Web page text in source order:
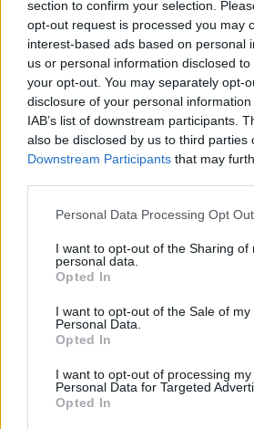
section to confirm your selection.
opt-out request is processed you may
interest-based ads based on personal
us or personal information disclosed
your opt-out. You may separately opt-
disclosure of your personal
IAB’s list of downstream participants.
also be disclosed by us to third parties
Downstream Participants that may
Personal Data Processing Opt
I want to opt-out of the Sharing of
personal data.
Opted In
I want to opt-out of the Sale of my
Personal Data.
Opted In
I want to opt-out of processing my
Personal Data for Targeted
Opted In
Magyarország tele van gyönyörű
is. A jó idő beköszöntével érdemes
Születésnapi
hétvégén a
Fővárosi Állatkert
ÉLŐ BOLYGÓNK
a legjobb